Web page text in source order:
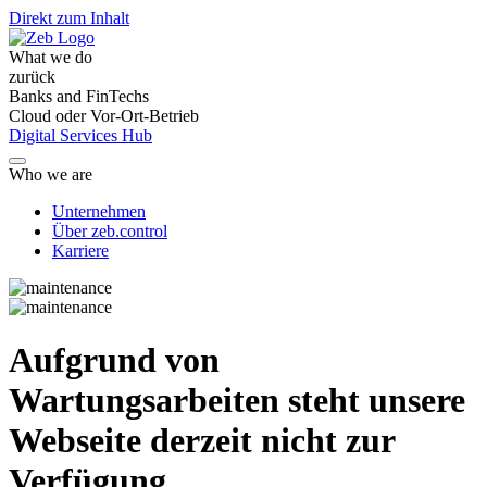
Direkt zum Inhalt
What we do
zurück
Banks and FinTechs
Cloud oder Vor-Ort-Betrieb
Digital Services Hub
Who we are
Unternehmen
Über zeb.control
Karriere
Aufgrund von
Wartungsarbeiten steht unsere
Webseite derzeit nicht zur